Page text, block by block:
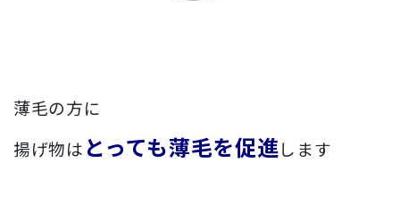
薄毛の方に
揚げ物は とっても薄毛を促進します